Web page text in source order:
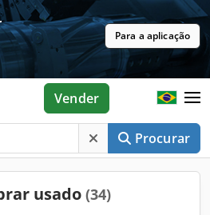
Para a aplicação
Procurar
Vender
usado (34)